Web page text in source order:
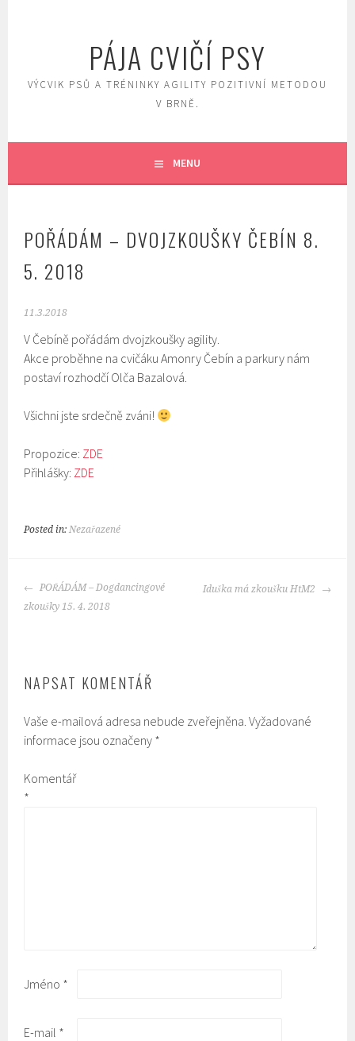
PÁJA CVIČÍ PSY
VÝCVIK PSŮ A TRÉNINKY AGILITY POZITIVNÍ METODOU
V BRNĚ.
MENU
POŘÁDÁM – DVOJZKOUŠKY ČEBÍN 8.
5. 2018
11.3.2018
V Čebíně pořádám dvojzkoušky agility.
Akce proběhne na cvičáku Amonry Čebín a parkury nám
postaví rozhodčí Olča Bazalová.
Všichni jste srdečně zváni!
Propozice: ZDE
Přihlášky: ZDE
Posted in:Nezařazené
POST
NAVIGATION
POŘÁDÁM – Dogdancingové
zkoušky 15. 4. 2018
Iduška má zkoušku HtM2
NAPSAT KOMENTÁŘ
Vaše e-mailová adresa nebude zveřejněna. Vyžadované
informace jsou označeny *
Komentář
*
Jméno *
E-mail *